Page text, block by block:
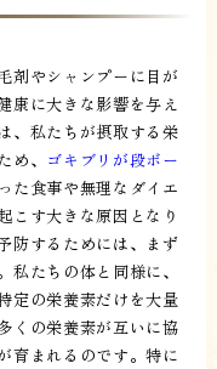
剤やシャンプーに目が
康に大きな影響を与え
、私たちが摂取する栄
め、 ゴキブリが段ボー
た食事や無理なダイエ
こす大きな原因となり
防するためには、まず
たちの体と同様に、
定の栄養素だけを大量
くの栄養素が互いに協
育まれるのです。特に